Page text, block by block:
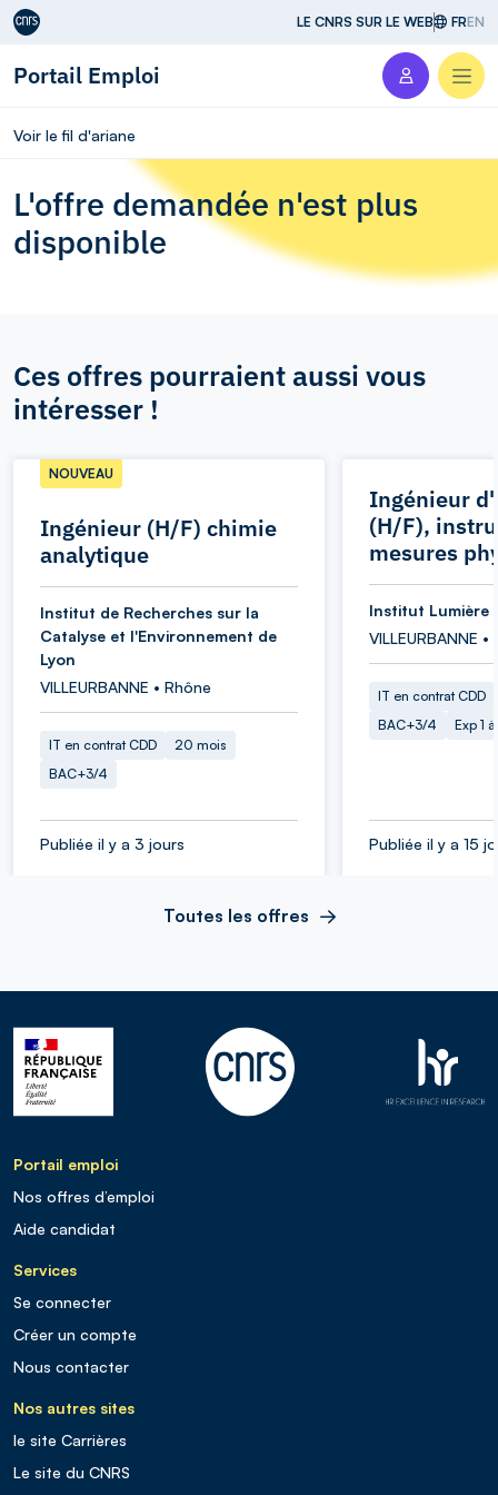
Aller au contenu LE CNRS SUR LE WEB FREN
Portail Emploi
Voir le fil d'ariane
L'offre demandée n'est plus
disponible
Ces offres pourraient aussi vous
intéresser !
Ingénieur (H/F) chimie
analytique
NOUVEAU
Institut de Recherches sur la
Catalyse et l'Environnement de
Lyon
VILLEURBANNE • Rhône
IT en contrat CDD
20 mois
BAC+3/4
Publiée il y a 3 jours
Ingénieur
(H/F),
mesures
Institut Lumière
VILLEURBANNE •
IT en contrat CDD
BAC+3/4
Exp 1
Publiée il y a 15
Toutes les offres
Portail emploi
Nos offres d’emploi
Aide candidat
Services
Se connecter
Créer un compte
Nous contacter
Nos autres sites
le site Carrières
Le site du CNRS